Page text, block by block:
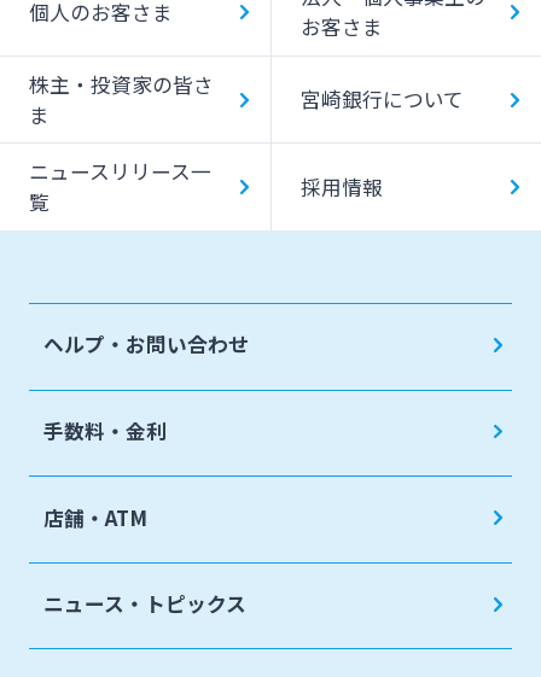
個人のお客さま
お客さま
株主・投資家の皆さ
ま
宮崎銀行について
ニュースリリース一
覧
採用情報
ヘルプ・お問い合わせ
手数料・金利
店舗・ATM
ニュース・トピックス